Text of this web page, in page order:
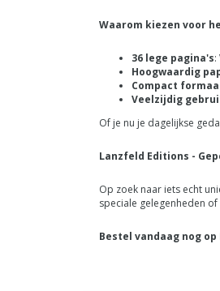
Waarom kiezen voor
36 lege pagina's
Hoogwaardig
Compact
Veelzijdig
Of je nu je dagelijkse
Lanzfeld Editions -
Op zoek naar iets echt
speciale gelegenheden
Bestel vandaag nog